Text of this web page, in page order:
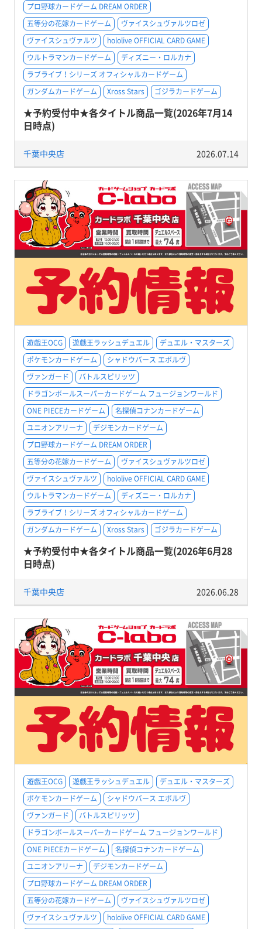
プロ野球カードゲーム DREAM ORDER
五等分の花嫁カードゲーム
ヴァイスシュヴァルツロゼ
ヴァイスシュヴァルツ
hololive OFFICIAL CARD GAME
ウルトラマンカードゲーム
ディズニー・ロルカナ
ラブライブ！シリーズ オフィシャルカードゲーム
ガンダムカードゲーム
Xross Stars ゴジラカードゲーム
★予約受付中★各タイトル商品一覧(2026年7月14
日時点)
千葉中央店 2026.07.14
遊戯王OCG 遊戯王ラッシュデュエル
デュエル・マスターズ
ポケモンカードゲーム
シャドウバース エボルヴ
ヴァンガード
バトルスピリッツ
ドラゴンボールスーパーカードゲーム フュージョンワールド
ONE PIECEカードゲーム
名探偵コナンカードゲーム
ユニオンアリーナ
デジモンカードゲーム
プロ野球カードゲーム DREAM ORDER
五等分の花嫁カードゲーム
ヴァイスシュヴァルツロゼ
ヴァイスシュヴァルツ
hololive OFFICIAL CARD GAME
ウルトラマンカードゲーム
ディズニー・ロルカナ
ラブライブ！シリーズ オフィシャルカードゲーム
ガンダムカードゲーム
Xross Stars ゴジラカードゲーム
★予約受付中★各タイトル商品一覧(2026年6月28
日時点)
千葉中央店 2026.06.28
遊戯王OCG 遊戯王ラッシュデュエル
デュエル・マスターズ
ポケモンカードゲーム
シャドウバース エボルヴ
ヴァンガード
バトルスピリッツ
ドラゴンボールスーパーカードゲーム フュージョンワールド
ONE PIECEカードゲーム
名探偵コナンカードゲーム
ユニオンアリーナ
デジモンカードゲーム
プロ野球カードゲーム DREAM ORDER
五等分の花嫁カードゲーム
ヴァイスシュヴァルツロゼ
ヴァイスシュヴァルツ
hololive OFFICIAL CARD GAME